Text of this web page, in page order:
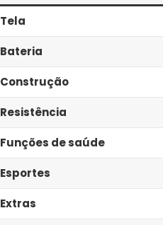
Tela
Bateria
Construção
Resistência
Funções de saúde
Esportes
Extras